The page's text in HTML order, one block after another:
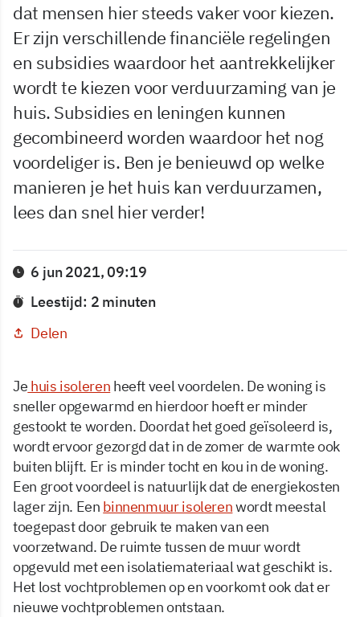
dat mensen hier steeds vaker voor kiezen.
Er zijn verschillende financiële regelingen
en subsidies waardoor het aantrekkelijker
wordt te kiezen voor verduurzaming van je
huis. Subsidies en leningen kunnen
gecombineerd worden waardoor het nog
voordeliger is. Ben je benieuwd op welke
manieren je het huis kan verduurzamen,
lees dan snel hier verder!
6 jun 2021, 09:19
Leestijd: 2 minuten
Delen
Je huis isoleren heeft veel voordelen. De woning is
sneller opgewarmd en hierdoor hoeft er minder
gestookt te worden. Doordat het goed geïsoleerd is,
wordt ervoor gezorgd dat in de zomer de warmte ook
buiten blijft. Er is minder tocht en kou in de woning.
Een groot voordeel is natuurlijk dat de energiekosten
lager zijn. Een binnenmuur isolerenwordt meestal
toegepast door gebruik te maken van een
voorzetwand. De ruimte tussen de muur wordt
opgevuld met een isolatiemateriaal wat geschikt is.
Het lost vochtproblemen op en voorkomt ook dat er
nieuwe vochtproblemen ontstaan.